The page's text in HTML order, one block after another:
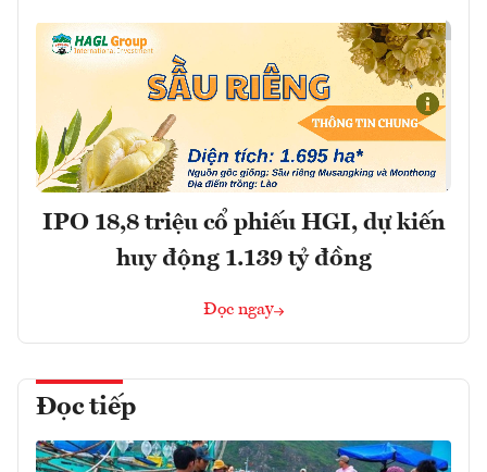
IPO 18,8 triệu cổ phiếu HGI, dự kiến
huy động 1.139 tỷ đồng
Đọc ngay
Đọc tiếp